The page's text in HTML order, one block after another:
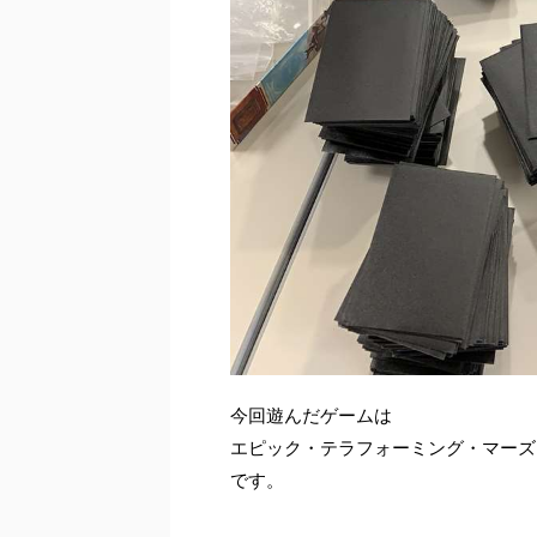
今回遊んだゲームは
エピック・テラフォーミング・マー
です。